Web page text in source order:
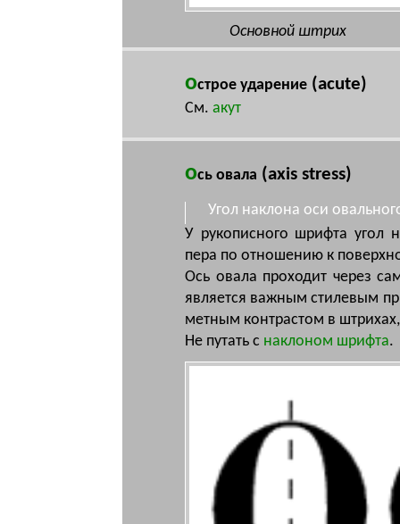
Основной штрих
острое ударение (acute)
См. акут
ось овала (axis stress)
Угол наклона оси
У руко­пис­но­го шриф­та угол
пе­ра по от­но­ше­нию к
Ось ова­ла про­хо­дит че­рез
яв­ля­ет­ся важ­ным сти­ле­вым
мет­ным конт­рас­том в
Не путать с наклоном шрифта.